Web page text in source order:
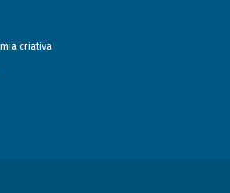
criativa